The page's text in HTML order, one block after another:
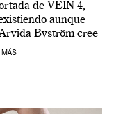
de VEIN 4,
aunque
Byström cree
complejo […]
MÁS